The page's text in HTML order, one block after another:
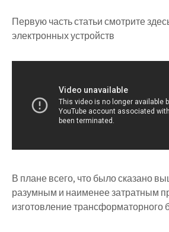
Первую часть статьи смотрите
электронных устройств
В плане всего, что было сказано
разумным и наименее затратным
изготовление трансформаторного